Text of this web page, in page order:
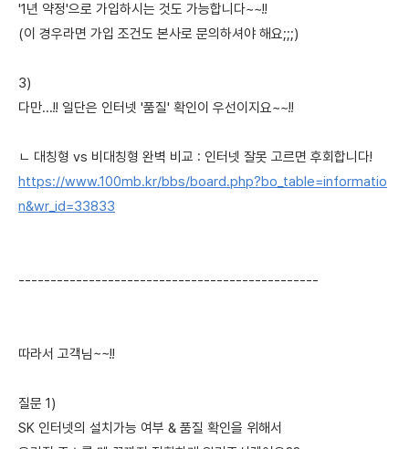
'1년 약정'으로 가입하시는 것도 가능합니다~~!!
(이 경우라면 가입 조건도 본사로 문의하셔야 해요;;;)
3)
다만...!! 일단은 인터넷 '품질' 확인이 우선이지요~~!!
ㄴ 대칭형 vs 비대칭형 완벽 비교 : 인터넷 잘못 고르면 후회합니다!
https://www.100mb.kr/bbs/board.php?bo_table=informatio
n&wr_id=33833
-----------------------------------------------
따라서 고객님~~!!
질문 1)
SK 인터넷의 설치가능 여부 & 품질 확인을 위해서